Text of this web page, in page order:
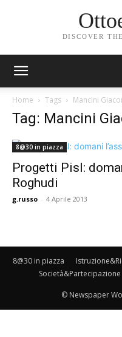
DISCOVER
Home Tags Mancini
Tag: Mancini
8@30 in piazza
Progetti Pisl:
Roghudi
g.russo - 4 Aprile 2013
8@30 in piazza
Società&Partecipazione
© Newspaper